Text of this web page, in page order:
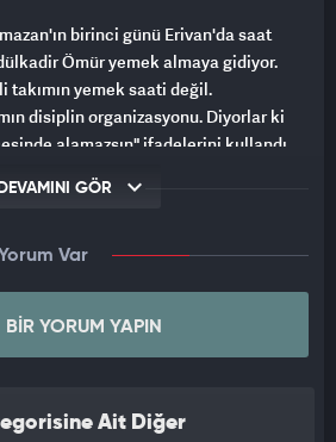
birinci günü Erivan'da saat
Ömür yemek almaya gidiyor.
takımın yemek saati değil.
disiplin organizasyonu. Diyorlar ki
alamazsın" ifadelerini kullandı.
bilgidir' diyerek anlattığı olay
alakalı herhangi bir açıklama
merakla bekleniyor.
Abdülkadir Ömür, Ermenistan ve
ise yer almamıştı.
DEVAMINI GÖR
Var
BIR YORUM YAPIN
Ait Diğer